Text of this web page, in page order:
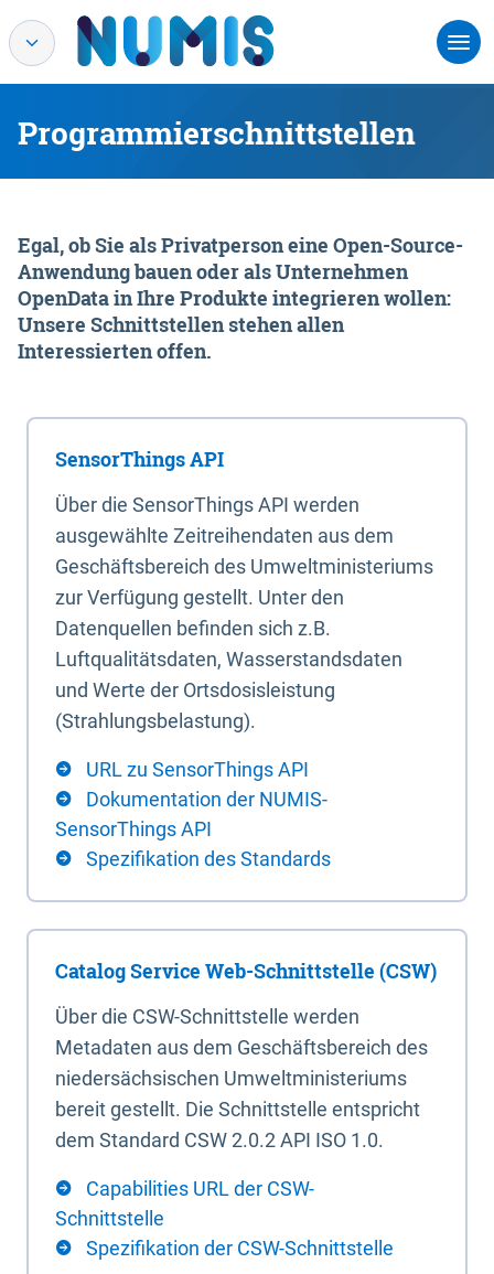
Programmierschnittstellen
Egal, ob Sie als Privatperson eine Open-Source-
Anwendung bauen oder als Unternehmen
OpenData in Ihre Produkte integrieren wollen:
Unsere Schnittstellen stehen allen
Interessierten offen.
SensorThings API
Über die SensorThings API werden
ausgewählte Zeitreihendaten aus dem
Geschäftsbereich des Umweltministeriums
zur Verfügung gestellt. Unter den
Datenquellen befinden sich z.B.
Luftqualitätsdaten, Wasserstandsdaten
und Werte der Ortsdosisleistung
(Strahlungsbelastung).
URL zu SensorThings API
Dokumentation der NUMIS-
SensorThings API
Spezifikation des Standards
Catalog Service Web-Schnittstelle (CSW)
Über die CSW-Schnittstelle werden
Metadaten aus dem Geschäftsbereich des
niedersächsischen Umweltministeriums
bereit gestellt. Die Schnittstelle entspricht
dem Standard CSW 2.0.2 API ISO 1.0.
Capabilities URL der CSW-
Schnittstelle
Spezifikation der CSW-Schnittstelle